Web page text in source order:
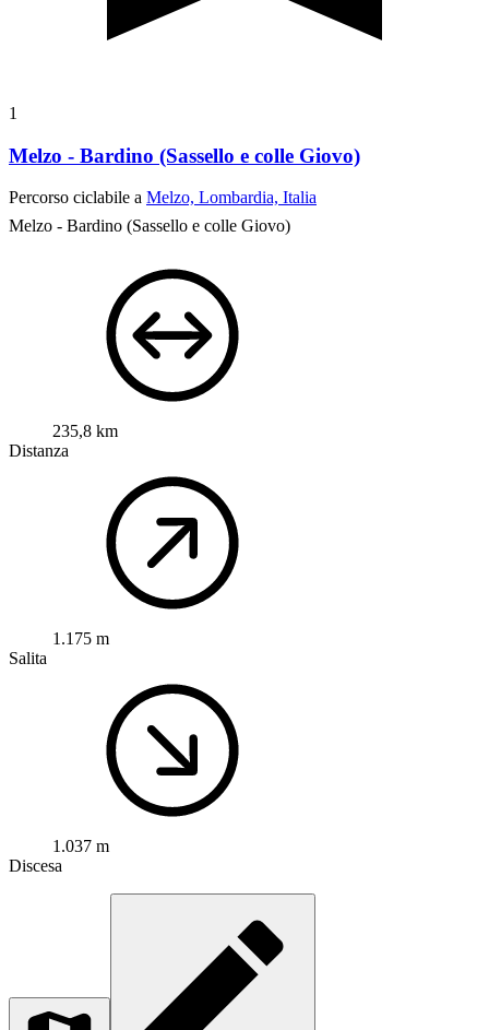
1
Melzo - Bardino (Sassello e colle Giovo)
Percorso ciclabile a Melzo, Lombardia, Italia
Melzo - Bardino (Sassello e colle Giovo)
235,8 km
Distanza
1.175 m
Salita
1.037 m
Discesa